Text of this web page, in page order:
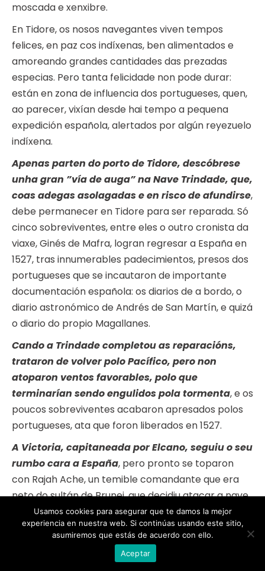
moscada e xenxibre.
En Tidore, os nosos navegantes viven tempos
felices, en paz cos indíxenas, ben alimentados e
amoreando grandes cantidades das prezadas
especias. Pero tanta felicidade non pode durar:
están en zona de influencia dos portugueses, quen,
ao parecer, vixían desde hai tempo a pequena
expedición española, alertados por algún reyezuelo
indíxena.
Apenas parten do porto de Tidore, descóbrese
unha gran ”vía de auga” na Nave Trindade, que,
coas adegas asolagadas e en risco de afundirse,
debe permanecer en Tidore para ser reparada. Só
cinco sobreviventes, entre eles o outro cronista da
viaxe, Ginés de Mafra, logran regresar a España en
1527, tras innumerables padecimientos, presos dos
portugueses que se incautaron de importante
documentación española: os diarios de a bordo, o
diario astronómico de Andrés de San Martín, e quizá
o diario do propio Magallanes.
Cando a Trindade completou as reparacións,
trataron de volver polo Pacífico, pero non
atoparon ventos favorables, polo que
terminarían sendo engulidos pola tormenta, e os
poucos sobreviventes acabaron apresados polos
portugueses, ata que foron liberados en 1527.
A Victoria, capitaneada por Elcano, seguiu o seu
rumbo cara a España, pero pronto se toparon
con Rajah Ache, un temible comandante que era
neto do sultán de Brunei, que decidiu atacar a nave
española, aínda que sairía derrotado e a súa familia
tería que pagar un rescate para liberalo.
Elcano agora tiña que atravesar todo o Océano
Índico e circunnavegar o continente africano.
Usamos cookies para asegurar que te damos la mejor
experiencia en nuestra web. Si continúas usando este sitio,
asumiremos que estás de acuerdo con ello.
Aceptar